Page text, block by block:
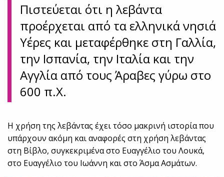
Πιστεύεται ότι η λεβάντα
προέρχεται από τα ελληνικά νησιά
Υέρες και μεταφέρθηκε στη Γαλλία,
την Ισπανία, την Ιταλία και την
Αγγλία από τους Άραβες γύρω στο
600 π.Χ.
Η χρήση της λεβάντας έχει τόσο μακρινή ιστορία που
υπάρχουν ακόμη και αναφορές στη χρήση λεβάντας
στη Βίβλο, συγκεκριμένα στο Ευαγγέλιο του Λουκά,
στο Ευαγγέλιο του Ιωάννη και στο Άσμα Ασμάτων.